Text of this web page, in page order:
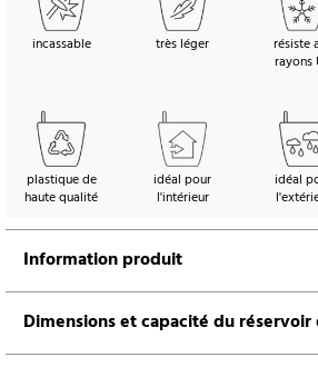
incassable très léger
résiste
rayons
plastique de
haute qualité
idéal pour
l'intérieur
idéal
Information produit
Dimensions et capacité du réservoir